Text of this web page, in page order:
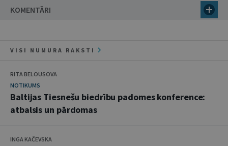
KOMENTĀRI
VISI NUMURA RAKSTI
RITA BELOUSOVA
NOTIKUMS
Baltijas Tiesnešu biedrību padomes konference:
atbalsis un pārdomas
INGA KAČEVSKA